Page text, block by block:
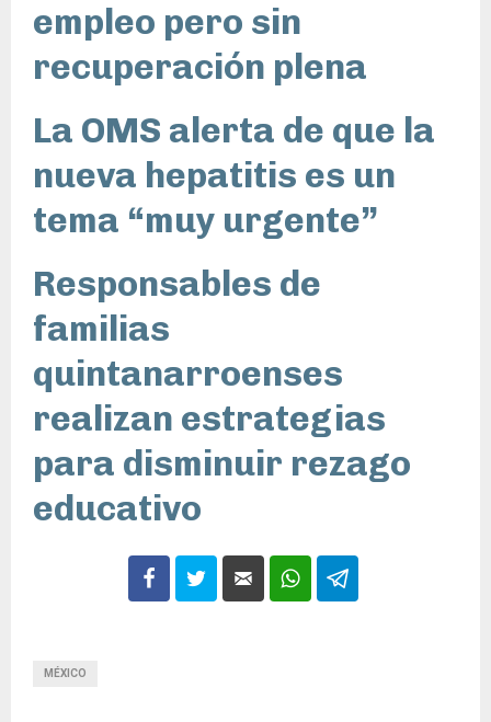
empleo pero sin
recuperación plena
La OMS alerta de que la
nueva hepatitis es un
tema “muy urgente”
Responsables de
familias
quintanarroenses
realizan estrategias
para disminuir rezago
educativo
MÉXICO